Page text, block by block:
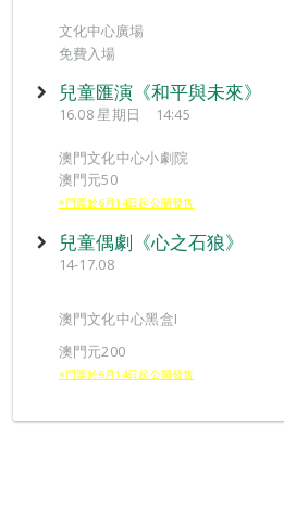
文化中心廣場
免費入場
兒童匯演《和平與未來》
16.08 星期日 14:45
澳門文化中心小劇院
澳門元50
※門票於6月14日起公開發售
兒童偶劇《心之石狼》
14-17.08
澳門文化中心黑盒I
澳門元200
※門票於6月14日起公開發售